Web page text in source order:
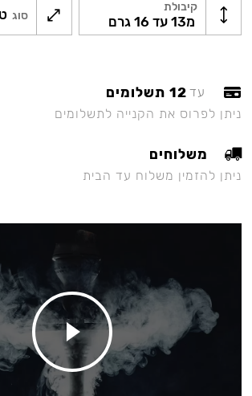
קיבולת
מ13 עד 16 גרם סוג
עד 12 תשלומים
ניתן לפרוס את הקנייה לתשלומים
משלוחים
ניתן להזמין משלוח עד הבית